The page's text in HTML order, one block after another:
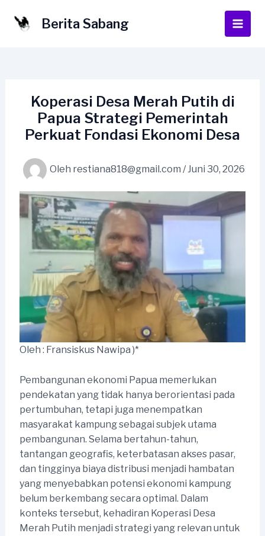
Berita Sabang
Main
Koperasi Desa Merah Putih di
Papua Strategi Pemerintah
Perkuat Fondasi Ekonomi Desa
Oleh restiana818@gmail.com /Juni 30, 2026
Oleh : Fransiskus Nawipa )*
Pembangunan ekonomi Papua memerlukan
pendekatan yang tidak hanya berorientasi pada
pertumbuhan, tetapi juga menempatkan
masyarakat kampung sebagai subjek utama
pembangunan. Selama bertahun-tahun,
tantangan geografis, keterbatasan akses pasar,
dan tingginya biaya distribusi menjadi hambatan
yang menyebabkan potensi ekonomi kampung
belum berkembang secara optimal. Dalam
konteks tersebut, kehadiran Koperasi Desa
Merah Putih menjadi strategi yang relevan untuk